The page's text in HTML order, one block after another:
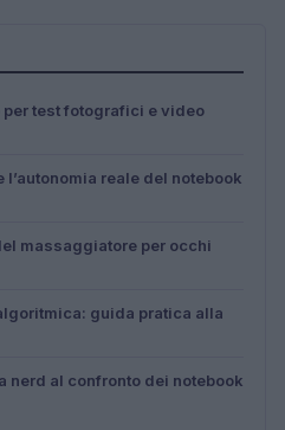
test fotografici e video
l’autonomia reale del notebook
massaggiatore per occhi
guida pratica alla
nerd al confronto dei notebook